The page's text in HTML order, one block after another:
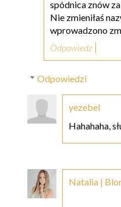
spódnica znów
Nie zmieniłaś
wprowadzono
Odpowiedz
Odpowiedzi
yezebel
Hahahaha,
Natalia |